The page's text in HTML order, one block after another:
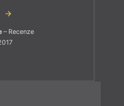
– Recenze